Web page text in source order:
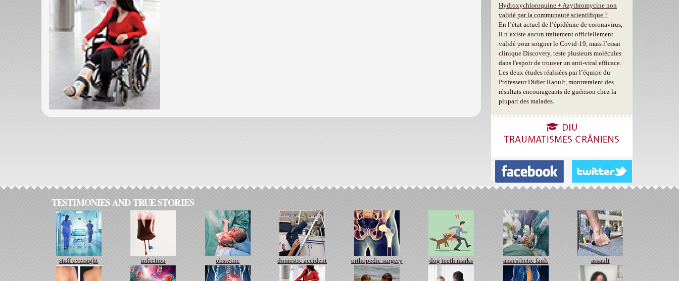
Hydroxychloroquine + Azythromycine non
validé par la communauté scientifique ?
En l’état actuel de l’épidémie de coronavirus,
il n’existe aucun traitement officiellement
validé pour soigner le Covid-19, mais l’essai
clinique Discovery, teste plusieurs molécules
dans l'espoir de trouver un anti-viral efficace.
Les deux études réalisées par l’équipe du
Professeur Didier Raoult, montreraient des
résultats encourageants de guérison chez la
plupart des malades.
TESTIMONIES AND TRUE STORIES
staff oversight infection obstetric domestic accident orthopedic surgery dog teeth marks anaesthetic fault assault